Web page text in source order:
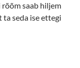
saab hiljem
ta seda ise ettegi